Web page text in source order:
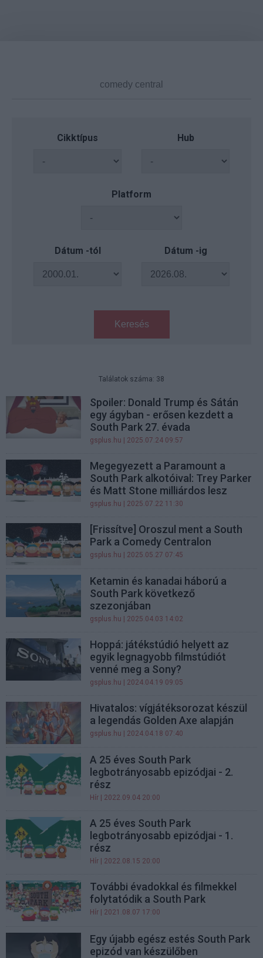
Cikktípus Hub
Platform
Dátum -tól Dátum -ig
Keresés
Találatok száma: 38
Spoiler: Donald Trump és Sátán
egy ágyban - erősen kezdett a
South Park 27. évada
gsplus.hu | 2025.07.24 09:57
Megegyezett a Paramount a
South Park alkotóival: Trey Parker
és Matt Stone milliárdos lesz
gsplus.hu | 2025.07.22 11:30
[Frissítve] Oroszul ment a South
Park a Comedy Centralon
gsplus.hu | 2025.05.27 07:45
Ketamin és kanadai háború a
South Park következő
szezonjában
gsplus.hu | 2025.04.03 14:02
Hoppá: játékstúdió helyett az
egyik legnagyobb filmstúdiót
venné meg a Sony?
gsplus.hu | 2024.04.19 09:05
Hivatalos: vígjátéksorozat készül
a legendás Golden Axe alapján
gsplus.hu | 2024.04.18 07:40
A 25 éves South Park
legbotrányosabb epizódjai - 2.
rész
Hír | 2022.09.04 20:00
A 25 éves South Park
legbotrányosabb epizódjai - 1.
rész
Hír | 2022.08.15 20:00
További évadokkal és filmekkel
folytatódik a South Park
Hír | 2021.08.07 17:00
Egy újabb egész estés South Park
epizód van készülőben